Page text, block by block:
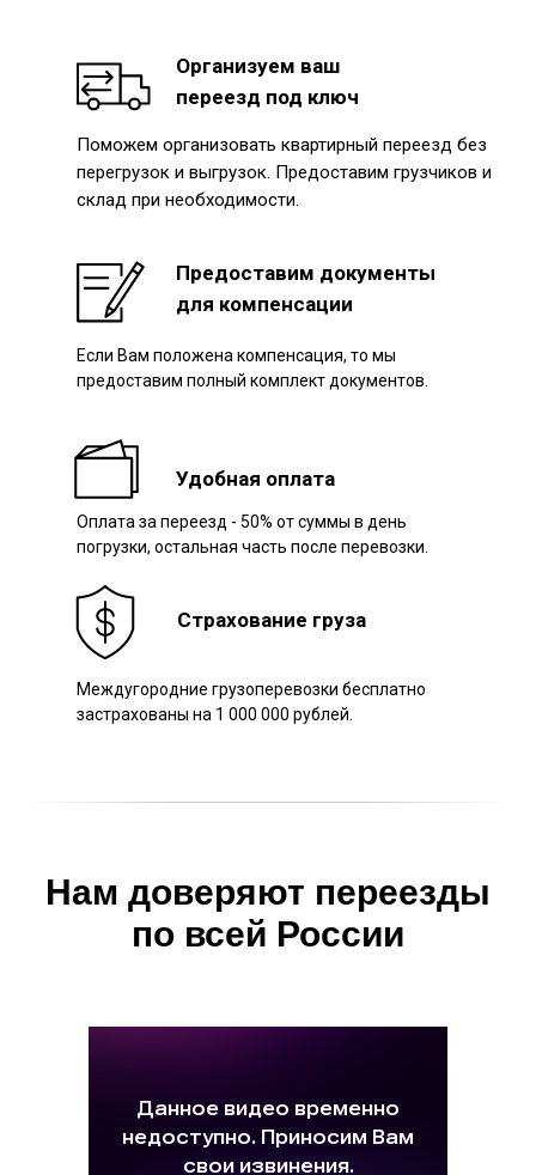
Организуем ваш
переезд под ключ
Предоставим документы
для компенсации
Страхование груза
Удобная оплата
Поможем организовать квартирный переезд без
перегрузок и выгрузок. Предоставим грузчиков и
склад при необходимости.
Если Вам положена компенсация, то мы
предоставим полный комплект документов.
Междугородние грузоперевозки бесплатно
застрахованы на 1 000 000 рублей.
Оплата за переезд - 50% от суммы в день
погрузки, остальная часть после перевозки.
Нам доверяют переезды
по всей России